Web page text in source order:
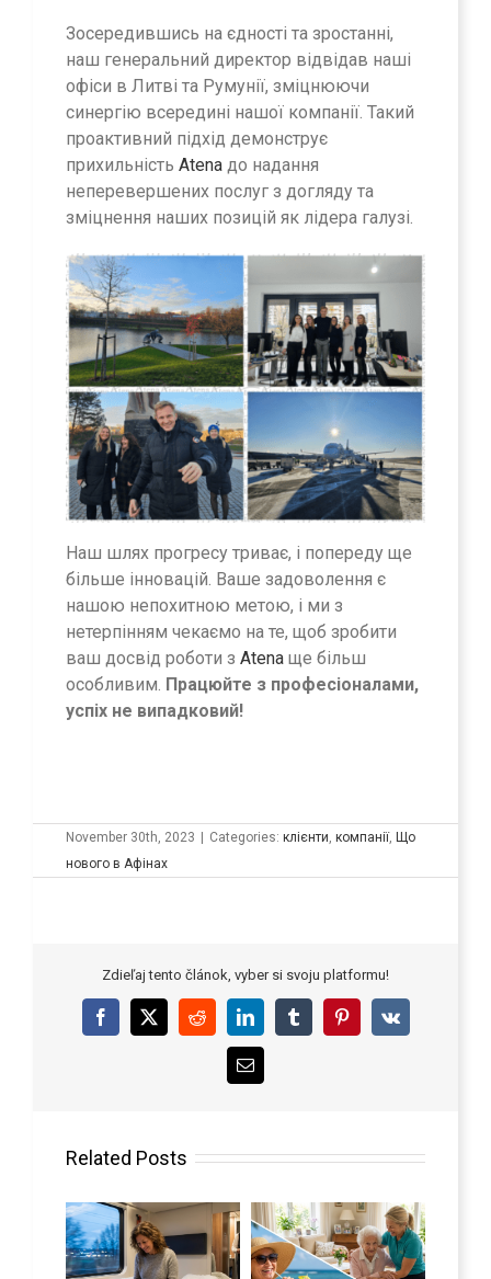
Зосередившись на єдності та зростанні,
наш генеральний директор відвідав наші
офіси в Литві та Румунії, зміцнюючи
синергію всередині нашої компанії. Такий
проактивний підхід демонструє
прихильність Atena до надання
неперевершених послуг з догляду та
зміцнення наших позицій як лідера галузі.
Наш шлях прогресу триває, і попереду ще
більше інновацій. Ваше задоволення є
нашою непохитною метою, і ми з
нетерпінням чекаємо на те, щоб зробити
ваш досвід роботи з Atena ще більш
особливим. Працюйте з професіоналами,
успіх не випадковий!
November 30th, 2023 Categories: клієнти, компанії, Що
нового в Афінах
Zdieľaj tento článok, vyber si svoju platformu!
Facebook
X RedditLinkedInTumblrPinterest
Vk
Email
Related Posts